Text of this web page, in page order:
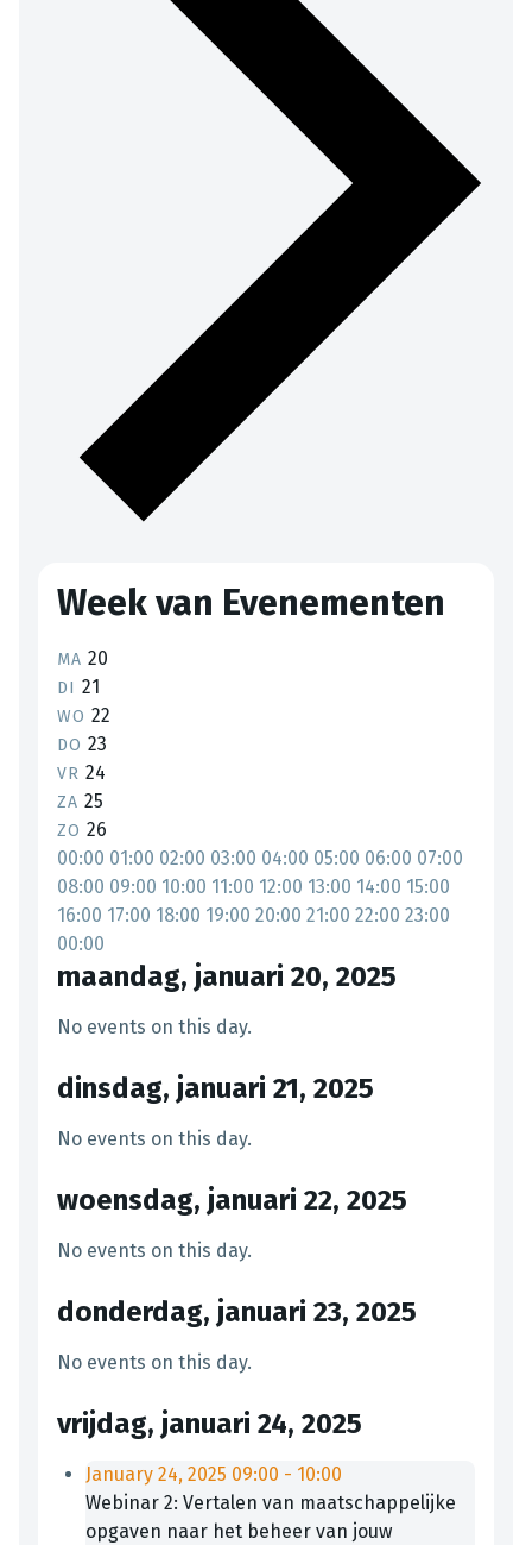
Week van Evenementen
MA 20
DI 21
WO 22
DO 23
VR 24
ZA 25
ZO 26
00:00 01:00 02:00 03:00 04:00 05:00 06:00 07:00
08:00 09:00 10:00 11:00 12:00 13:00 14:00 15:00
16:00 17:00 18:00 19:00 20:00 21:00 22:00 23:00
00:00
maandag, januari 20, 2025
No events on this day.
dinsdag, januari 21, 2025
No events on this day.
woensdag, januari 22, 2025
No events on this day.
donderdag, januari 23, 2025
No events on this day.
vrijdag, januari 24, 2025
January 24, 2025 09:00 - 10:00
Webinar 2: Vertalen van maatschappelijke
opgaven naar het beheer van jouw